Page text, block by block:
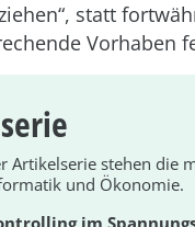
statt
Vorhaben
Artikelserie stehen die
und Ökonomie.